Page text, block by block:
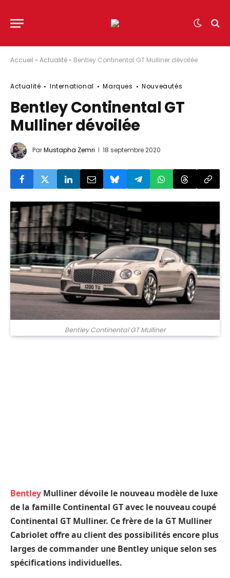
Accueil » Actualité » Bentley Continental GT Mulliner dévoilée
Actualité International Marques Nouveautés
Bentley Continental GT
Mulliner dévoilée
ParMustapha Zemri 18 septembre 2020
Bentley Continental GT Mulliner
Bentley Mulliner dévoile le nouveau modèle de luxe
de la famille Continental GT avec le nouveau coupé
Continental GT Mulliner. Ce frère de la GT Mulliner
Cabriolet offre au client des possibilités encore plus
larges de commander une Bentley unique selon ses
spécifications individuelles.